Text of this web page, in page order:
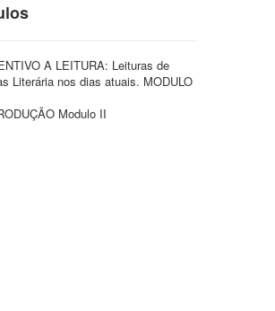
A LEITURA: Leituras de
Literária nos dias atuais. MODULO
Modulo II